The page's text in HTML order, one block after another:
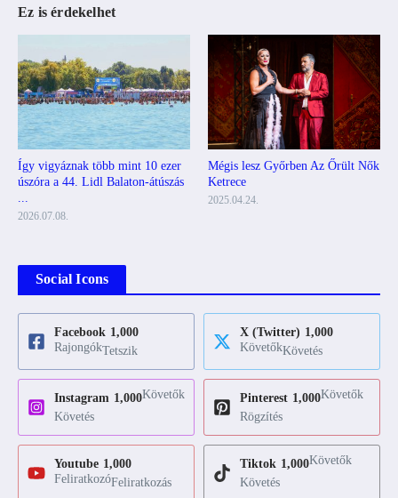
Ez is érdekelhet
Így vigyáznak több mint 10 ezer
úszóra a 44. Lidl Balaton-átúszás
2026.07.08.
Mégis lesz Győrben Az Őrült Nők
Ketrece
2025.04.24.
Social Icons
Facebook 1,000
RajongókTetszik
X (Twitter) 1,000
KövetőkKövetés
Instagram 1,000Követők
Követés
Pinterest 1,000Követők
Rögzítés
Youtube 1,000
FeliratkozóFeliratkozás
Tiktok 1,000Követők
Követés